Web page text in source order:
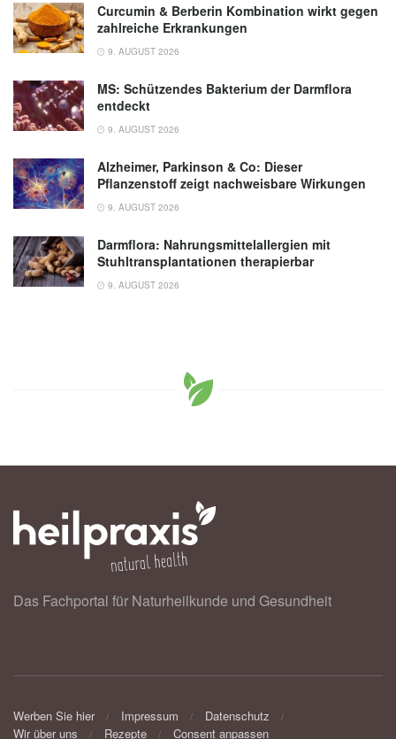
Curcumin & Berberin Kombination wirkt gegen
zahlreiche Erkrankungen
9. AUGUST 2026
MS: Schützendes Bakterium der Darmflora
entdeckt
9. AUGUST 2026
Alzheimer, Parkinson & Co: Dieser
Pflanzenstoff zeigt nachweisbare Wirkungen
9. AUGUST 2026
Darmflora: Nahrungsmittelallergien mit
Stuhltransplantationen therapierbar
9. AUGUST 2026
Das Fachportal für Naturheilkunde und Gesundheit
Werben Sie hier Impressum
Datenschutz
Wir über uns
Rezepte Consent anpassen